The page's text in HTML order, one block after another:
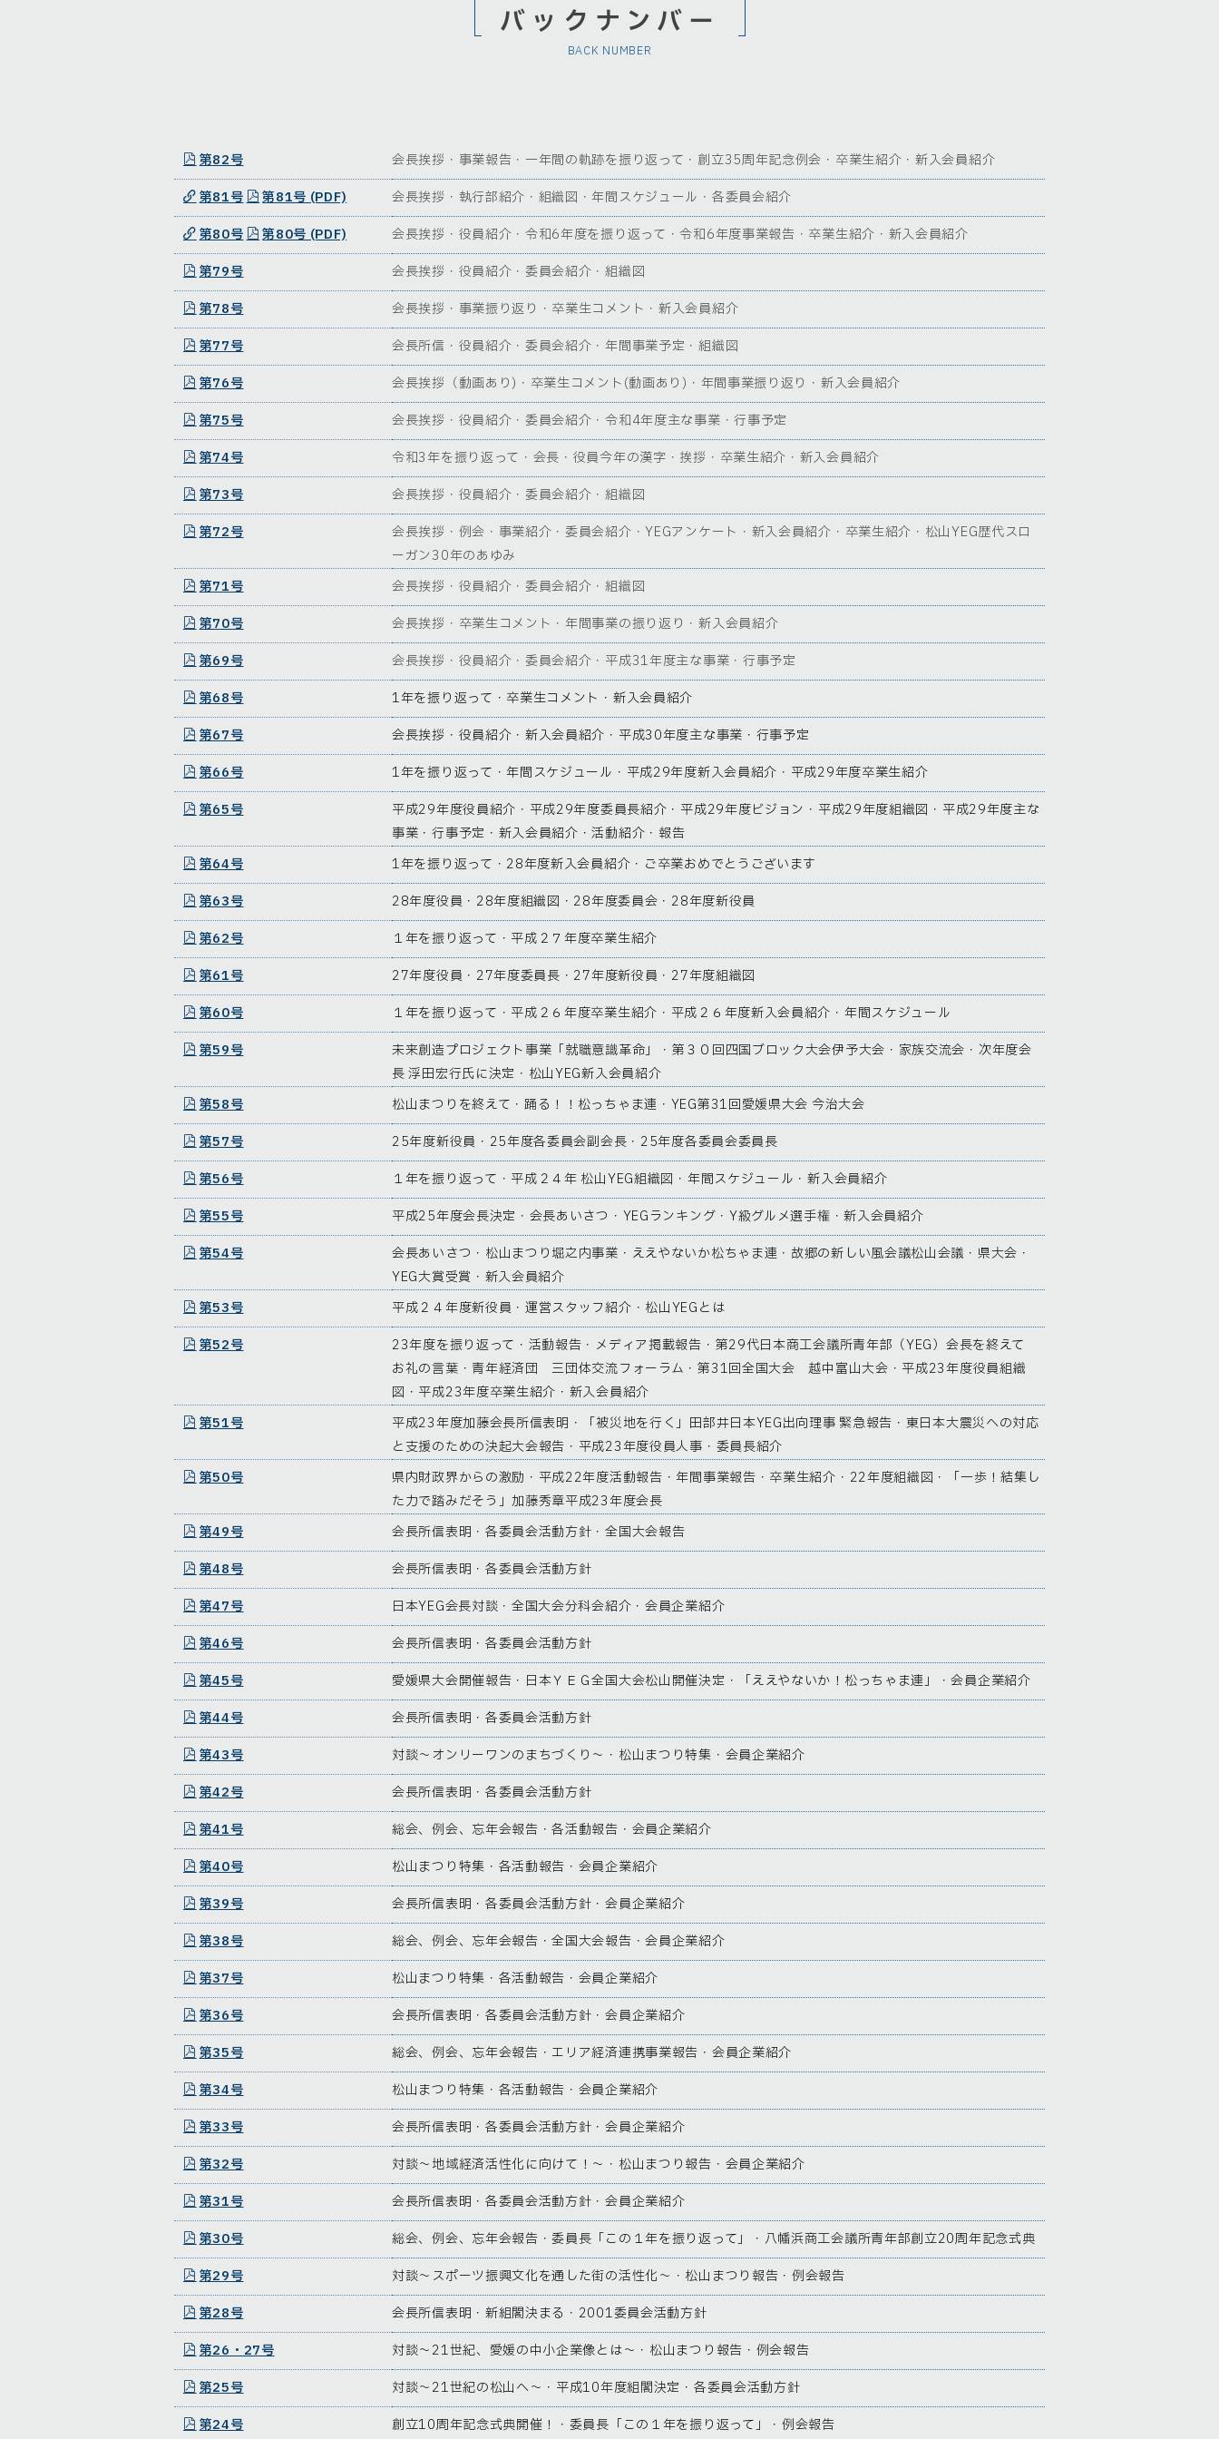
バックナンバー
BACK NUMBER
第82号
会長挨拶・事業報告・一年間の軌跡を振り返って・創立35周年記念例会・卒業生紹介・新入会員紹介
第81号
第81号 (PDF)
会長挨拶・執行部紹介・組織図・年間スケジュール・各委員会紹介
第80号
第80号 (PDF)
会長挨拶・役員紹介・令和6年度を振り返って・令和6年度事業報告・卒業生紹介・新入会員紹介
第79号
会長挨拶・役員紹介・委員会紹介・組織図
第78号
会長挨拶・事業振り返り・卒業生コメント・新入会員紹介
第77号
会長所信・役員紹介・委員会紹介・年間事業予定・組織図
第76号
会長挨拶（動画あり)・卒業生コメント(動画あり)・年間事業振り返り・新入会員紹介
第75号
会長挨拶・役員紹介・委員会紹介・令和4年度主な事業・行事予定
第74号
令和3年を振り返って・会長・役員今年の漢字・挨拶・卒業生紹介・新入会員紹介
第73号
会長挨拶・役員紹介・委員会紹介・組織図
第72号
会長挨拶・例会・事業紹介・委員会紹介・YEGアンケート・新入会員紹介・卒業生紹介・松山YEG歴代スロ
ーガン30年のあゆみ
第71号
会長挨拶・役員紹介・委員会紹介・組織図
第70号
会長挨拶・卒業生コメント・年間事業の振り返り・新入会員紹介
第69号
会長挨拶・役員紹介・委員会紹介・平成31年度主な事業・行事予定
第68号
1年を振り返って・卒業生コメント・新入会員紹介
第67号
会長挨拶・役員紹介・新入会員紹介・平成30年度主な事業・行事予定
第66号
1年を振り返って・年間スケジュール・平成29年度新入会員紹介・平成29年度卒業生紹介
第65号
平成29年度役員紹介・平成29年度委員長紹介・平成29年度ビジョン・平成29年度組織図・平成29年度主な
事業・行事予定・新入会員紹介・活動紹介・報告
第64号
1年を振り返って・28年度新入会員紹介・ご卒業おめでとうございます
第63号
28年度役員・28年度組織図・28年度委員会・28年度新役員
第62号
１年を振り返って・平成２７年度卒業生紹介
第61号
27年度役員・27年度委員長・27年度新役員・27年度組織図
第60号
１年を振り返って・平成２６年度卒業生紹介・平成２６年度新入会員紹介・年間スケジュール
第59号
未来創造プロジェクト事業「就職意識革命」・第３０回四国ブロック大会伊予大会・家族交流会・次年度会
長 浮田宏行氏に決定・松山YEG新入会員紹介
第58号
松山まつりを終えて・踊る！！松っちゃま連・YEG第31回愛媛県大会 今治大会
第57号
25年度新役員・25年度各委員会副会長・25年度各委員会委員長
第56号
１年を振り返って・平成２４年 松山YEG組織図・年間スケジュール・新入会員紹介
第55号
平成25年度会長決定・会長あいさつ・YEGランキング・Y級グルメ選手権・新入会員紹介
第54号
会長あいさつ・松山まつり堀之内事業・ええやないか松ちゃま連・故郷の新しい風会議松山会議・県大会・
YEG大賞受賞・新入会員紹介
第53号
平成２４年度新役員・運営スタッフ紹介・松山YEGとは
第52号
23年度を振り返って・活動報告・メディア掲載報告・第29代日本商工会議所青年部（YEG）会長を終えて
お礼の言葉・青年経済団 三団体交流フォーラム・第31回全国大会 越中富山大会・平成23年度役員組織
図・平成23年度卒業生紹介・新入会員紹介
第51号
平成23年度加藤会長所信表明・「被災地を行く」田部井日本YEG出向理事 緊急報告・東日本大震災への対応
と支援のための決起大会報告・平成23年度役員人事・委員長紹介
第50号
県内財政界からの激励・平成22年度活動報告・年間事業報告・卒業生紹介・22年度組織図・「一歩！結集し
た力で踏みだそう」加藤秀章平成23年度会長
第49号
会長所信表明・各委員会活動方針・全国大会報告
第48号
会長所信表明・各委員会活動方針
第47号
日本YEG会長対談・全国大会分科会紹介・会員企業紹介
第46号
会長所信表明・各委員会活動方針
第45号
愛媛県大会開催報告・日本ＹＥＧ全国大会松山開催決定・「ええやないか！松っちゃま連」・会員企業紹介
第44号
会長所信表明・各委員会活動方針
第43号
対談～オンリーワンのまちづくり～・松山まつり特集・会員企業紹介
第42号
会長所信表明・各委員会活動方針
第41号
総会、例会、忘年会報告・各活動報告・会員企業紹介
第40号
松山まつり特集・各活動報告・会員企業紹介
第39号
会長所信表明・各委員会活動方針・会員企業紹介
第38号
総会、例会、忘年会報告・全国大会報告・会員企業紹介
第37号
松山まつり特集・各活動報告・会員企業紹介
第36号
会長所信表明・各委員会活動方針・会員企業紹介
第35号
総会、例会、忘年会報告・エリア経済連携事業報告・会員企業紹介
第34号
松山まつり特集・各活動報告・会員企業紹介
第33号
会長所信表明・各委員会活動方針・会員企業紹介
第32号
対談～地域経済活性化に向けて！～・松山まつり報告・会員企業紹介
第31号
会長所信表明・各委員会活動方針・会員企業紹介
第30号
総会、例会、忘年会報告・委員長「この１年を振り返って」・八幡浜商工会議所青年部創立20周年記念式典
第29号
対談～スポーツ振興文化を通した街の活性化～・松山まつり報告・例会報告
第28号
会長所信表明・新組閣決まる・2001委員会活動方針
第26・27号
対談～21世紀、愛媛の中小企業像とは～・松山まつり報告・例会報告
第25号
対談～21世紀の松山へ～・平成10年度組閣決定・各委員会活動方針
第24号
創立10周年記念式典開催！・委員長「この１年を振り返って」・例会報告